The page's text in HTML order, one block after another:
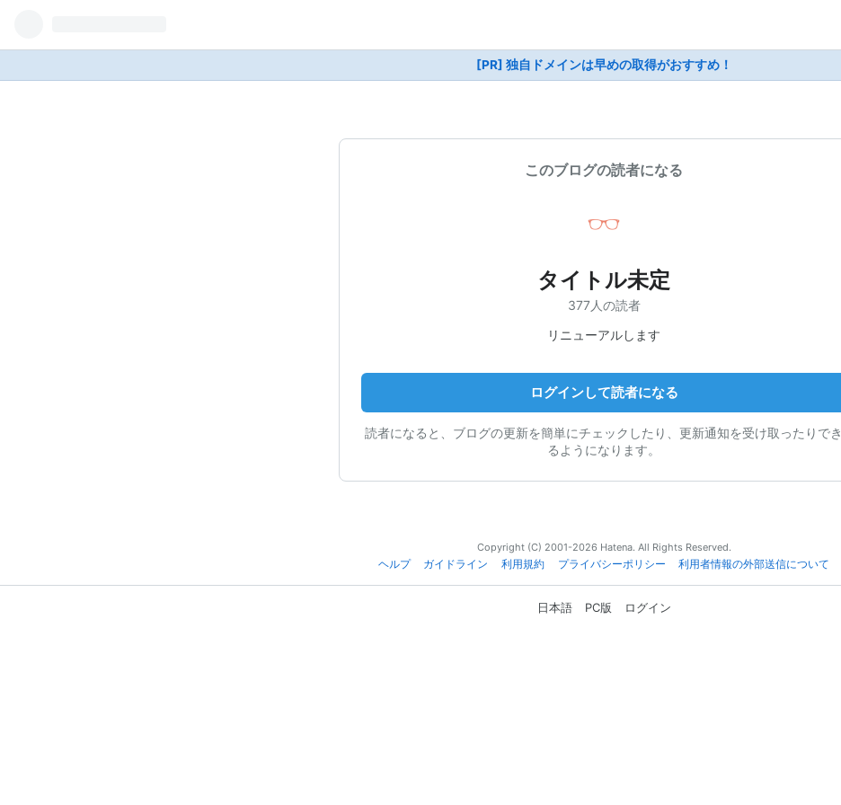
[PR] 独自ドメインは早めの取得がおすすめ！
このブログの読者になる
タイトル未定
377人の読者
リニューアルします
ログインして読者になる
読者になると、ブログの更新を簡単にチェックしたり、更新通知を受け取ったりでき
るようになります。
Copyright (C) 2001-2026 Hatena. All Rights Reserved.
ヘルプ
ガイドライン 利用規約 プライバシーポリシー 利用者情報の外部送信について
日本語 PC版 ログイン